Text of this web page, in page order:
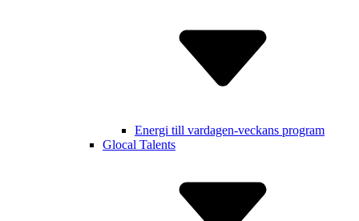
Energi till vardagen-veckans program
Glocal Talents